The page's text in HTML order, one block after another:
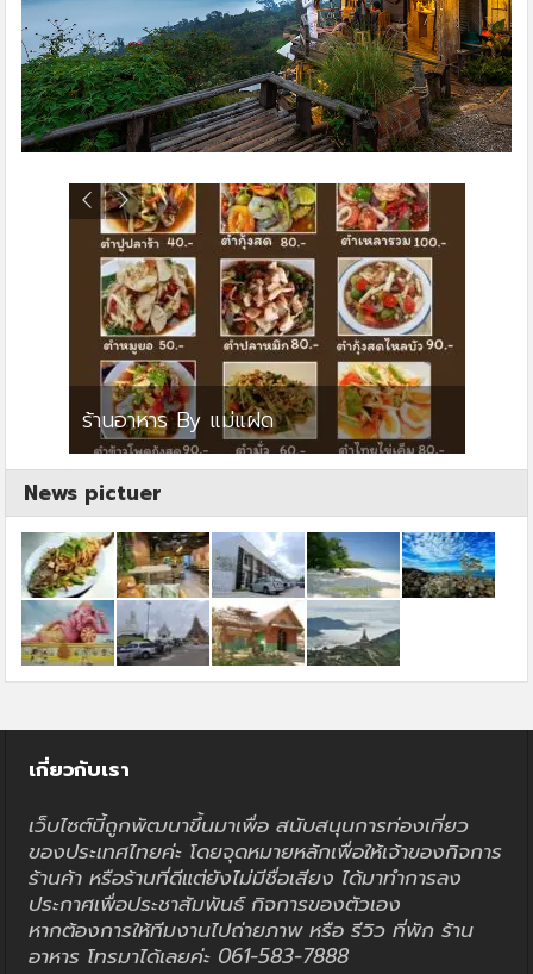
ร้านอาหาร By แม่แฝด
News pictuer
เกี่ยวกับเรา
เว็บไซต์นี้ถูกพัฒนาขึ้นมาเพื่อ สนับสนุนการท่องเที่ยว
ของประเทศไทยค่ะ โดยจุดหมายหลักเพื่อให้เจ้าของกิจการ
ร้านค้า หรือร้านที่ดีแต่ยังไม่มีชื่อเสียง ได้มาทำการลง
ประกาศเพื่อประชาสัมพันธ์ กิจการของตัวเอง
หากต้องการให้ทีมงานไปถ่ายภาพ หรือ รีวิว ที่พัก ร้าน
อาหาร โทรมาได้เลยค่ะ 061-583-7888